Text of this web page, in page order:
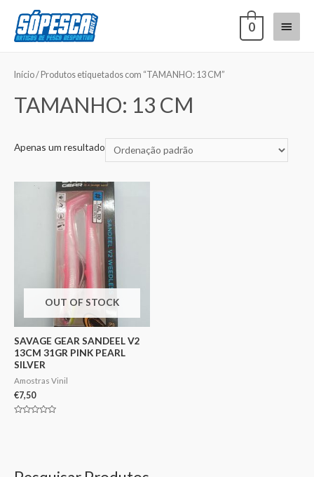
0
Início/ Produtos etiquetados com “TAMANHO: 13 CM”
TAMANHO: 13 CM
Apenas um resultado
OUT OF STOCK
SAVAGE GEAR SANDEEL V2
13CM 31GR PINK PEARL
SILVER
Amostras Vinil
€7,50